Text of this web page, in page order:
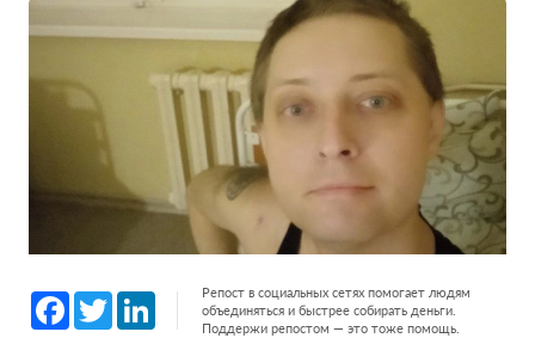
Facebook
Twitter LinkedInРепост в социальных сетях помогает людям
объединяться и быстрее собирать деньги.
Поддержи репостом — это тоже помощь.